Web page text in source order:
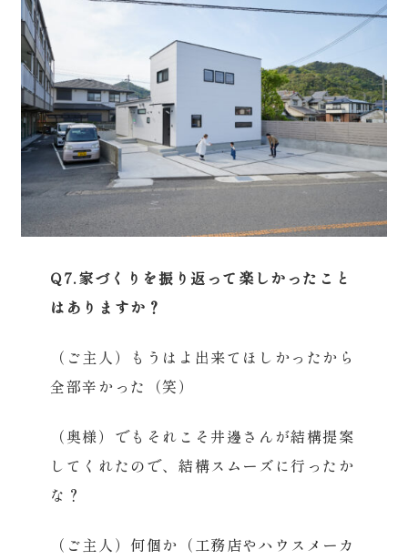
Q7.家づくりを振り返って楽しかったこと
はありますか？
（ご主人）もうはよ出来てほしかったから
全部辛かった（笑）
（奥様）でもそれこそ井邊さんが結構提案
してくれたので、結構スムーズに行ったか
な？
（ご主人）何個か（工務店やハウスメーカ